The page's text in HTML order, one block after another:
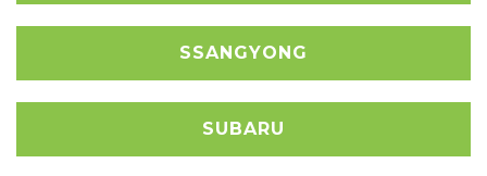
SSANGYONG
SUBARU